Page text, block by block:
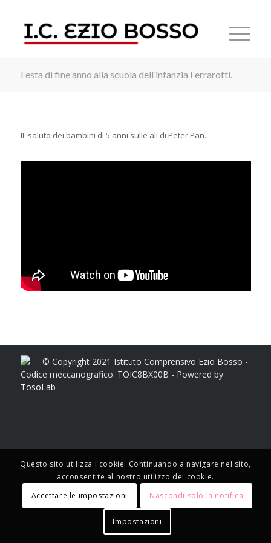
Festa di fine anno alla scuola dell’infanzia Ferrarotti.
IL saluto dei bambini di 5 anni sulle ali di Peter Pan.
© Copyright 2021 Istituto Comprensivo Ezio Bosso -
Codice meccanografico: TOIC8BX00B - Powered by
TosoLab
Questo sito utilizza i cookie. Continuando a navigare nel sito,
acconsentite al nostro utilizzo dei cookie.
Accettare le impostazioni
Nascondi solo la notifica
Impostazioni